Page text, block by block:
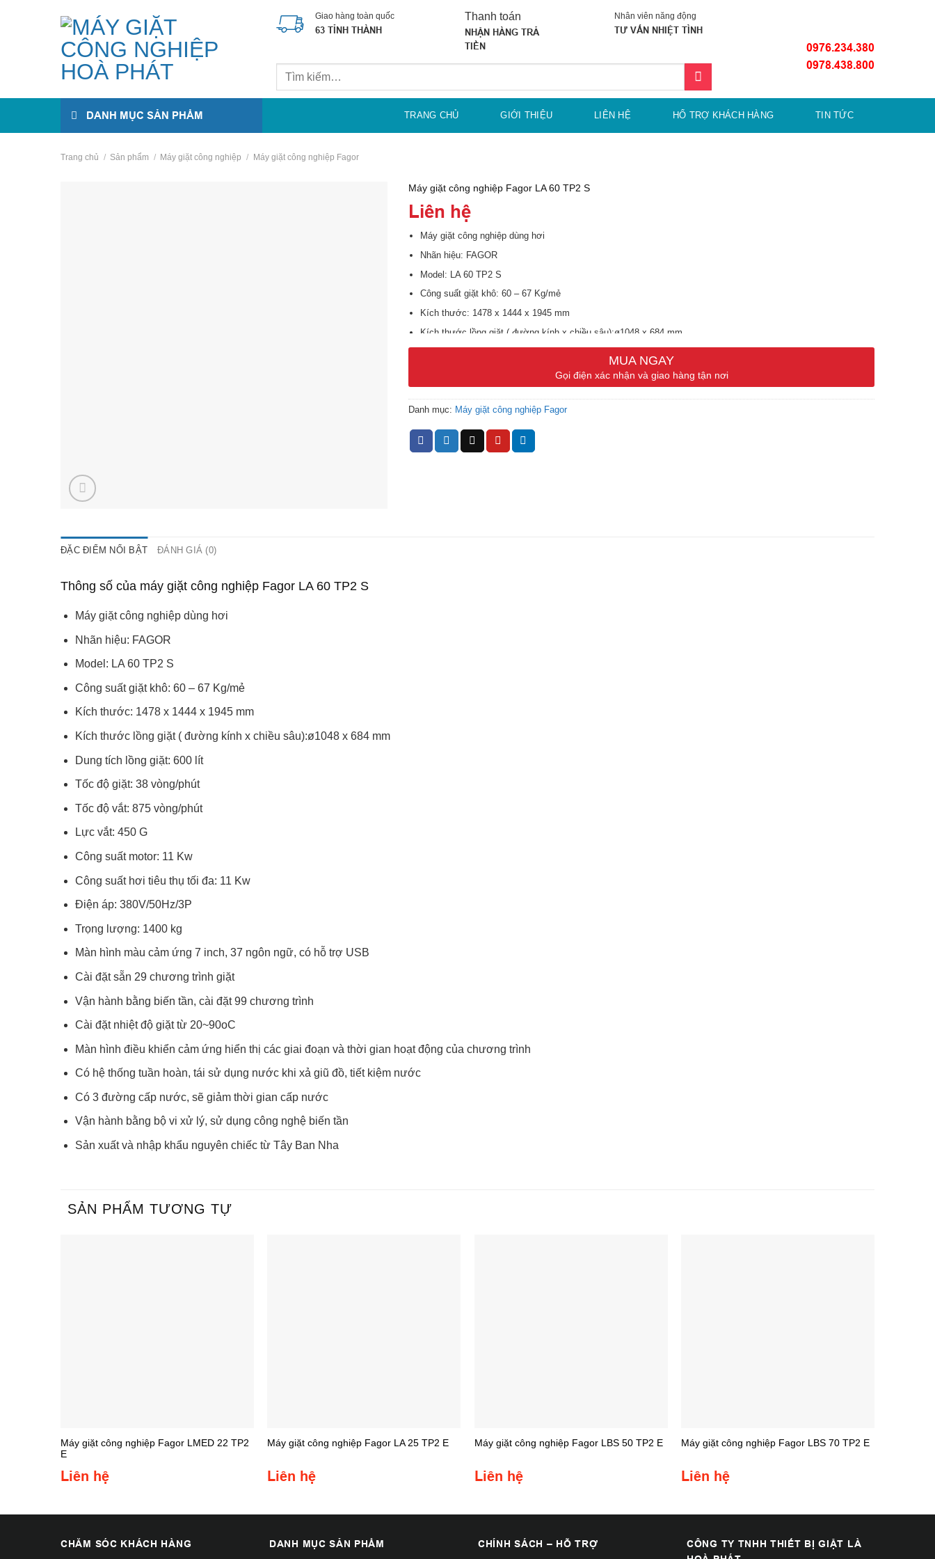
Giao hàng toàn quốc
63 TỈNH THÀNH
Thanh toán
NHẬN HÀNG TRẢ
TIỀN
Nhân viên năng động
TƯ VẤN NHIỆT TÌNH
Tìm
0976.234.380
0978.438.800
DANH MỤC SẢN PHẨM TRANG CHỦ GIỚI THIỆU LIÊN HỆ HỔ TRỢ KHÁCH HÀNG TIN TỨC
Trang chủ / Sản phẩm / Máy giặt công nghiệp / Máy giặt công nghiệp Fagor
Máy giặt công nghiệp Fagor LA 60 TP2 S
Liên hệ
Máy giặt công nghiệp dùng hơi
Nhãn hiệu: FAGOR
Model: LA 60 TP2 S
Công suất giặt khô: 60 – 67 Kg/mẻ
Kích thước: 1478 x 1444 x 1945 mm
Kích thước lồng giặt ( đường kính x chiều sâu):ø1048 x 684 mm
Tốc độ vắt: 875 vòng/phút
Lực vắt: 450 G
Công suất motor: 11 Kw
Công suất hơi tiêu thụ tối đa: 11 Kw
MUA NGAY
Gọi điện xác nhận và giao hàng tận nơi
Danh mục: Máy giặt công nghiệp Fagor
ĐẶC ĐIỂM NỔI BẬT ĐÁNH GIÁ (0)
Thông số của máy giặt công nghiệp Fagor LA 60 TP2 S
Máy giặt công nghiệp dùng hơi
Nhãn hiệu: FAGOR
Model: LA 60 TP2 S
Công suất giặt khô: 60 – 67 Kg/mẻ
Kích thước: 1478 x 1444 x 1945 mm
Kích thước lồng giặt ( đường kính x chiều sâu):ø1048 x 684 mm
Dung tích lồng giặt: 600 lít
Tốc độ giặt: 38 vòng/phút
Tốc độ vắt: 875 vòng/phút
Lực vắt: 450 G
Công suất motor: 11 Kw
Công suất hơi tiêu thụ tối đa: 11 Kw
Điện áp: 380V/50Hz/3P
Trọng lượng: 1400 kg
Màn hình màu cảm ứng 7 inch, 37 ngôn ngữ, có hỗ trợ USB
Cài đặt sẵn 29 chương trình giặt
Vận hành bằng biến tần, cài đặt 99 chương trình
Cài đặt nhiệt độ giặt từ 20~90oC
Màn hình điều khiển cảm ứng hiển thị các giai đoạn và thời gian hoạt động của chương trình
Có hệ thống tuần hoàn, tái sử dụng nước khi xả giũ đồ, tiết kiệm nước
Có 3 đường cấp nước, sẽ giảm thời gian cấp nước
Vận hành bằng bộ vi xử lý, sử dụng công nghệ biến tần
Sản xuất và nhập khẩu nguyên chiếc từ Tây Ban Nha
SẢN PHẨM TƯƠNG TỰ
Máy giặt công nghiệp Fagor LMED 22 TP2
E
Liên hệ
Máy giặt công nghiệp Fagor LA 25 TP2 E
Liên hệ
Máy giặt công nghiệp Fagor LBS 50 TP2 E
Liên hệ
Máy giặt công nghiệp Fagor LBS 70 TP2 E
Liên hệ
CHĂM SÓC KHÁCH HÀNG DANH MỤC SẢN PHẨM CHÍNH SÁCH – HỖ TRỢ
CÔNG TY TNHH THIẾT BỊ GIẶT LÀ